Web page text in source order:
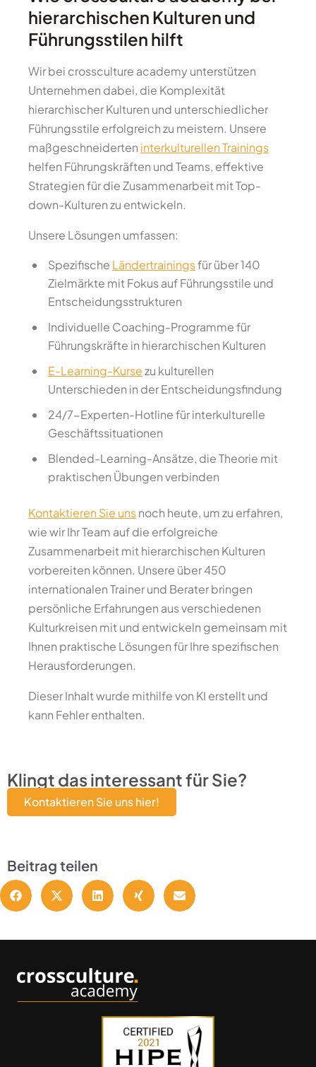
hierarchischen Kulturen und
Führungsstilen hilft
Wir bei crossculture academy unterstützen
Unternehmen dabei, die Komplexität
hierarchischer Kulturen und unterschiedlicher
Führungsstile erfolgreich zu meistern. Unsere
maßgeschneiderten interkulturellen Trainings
helfen Führungskräften und Teams, effektive
Strategien für die Zusammenarbeit mit Top-
down-Kulturen zu entwickeln.
Unsere Lösungen umfassen:
Spezifische Ländertrainingsfür über 140
Zielmärkte mit Fokus auf Führungsstile und
Entscheidungsstrukturen
Individuelle Coaching-Programme für
Führungskräfte in hierarchischen Kulturen
E-Learning-Kursezu kulturellen
Unterschieden in der Entscheidungsfindung
24/7-Experten-Hotline für interkulturelle
Geschäftssituationen
Blended-Learning-Ansätze, die Theorie mit
praktischen Übungen verbinden
Kontaktieren Sie unsnoch heute, um zu erfahren,
wie wir Ihr Team auf die erfolgreiche
Zusammenarbeit mit hierarchischen Kulturen
vorbereiten können. Unsere über 450
internationalen Trainer und Berater bringen
persönliche Erfahrungen aus verschiedenen
Kulturkreisen mit und entwickeln gemeinsam mit
Ihnen praktische Lösungen für Ihre spezifischen
Herausforderungen.
Dieser Inhalt wurde mithilfe von KI erstellt und
kann Fehler enthalten.
Klingt das interessant für Sie?
Kontaktieren Sie uns hier!
Beitrag teilen